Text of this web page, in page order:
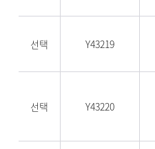
선택 Y43219
선택 Y43220